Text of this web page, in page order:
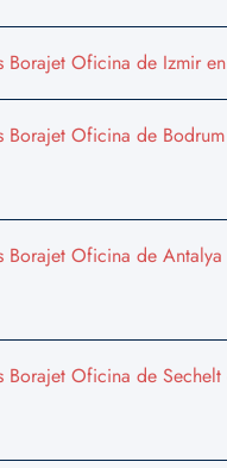
Borajet Oficina de Izmir
Borajet Oficina de
Borajet Oficina de Antalya
Borajet Oficina de Sechelt